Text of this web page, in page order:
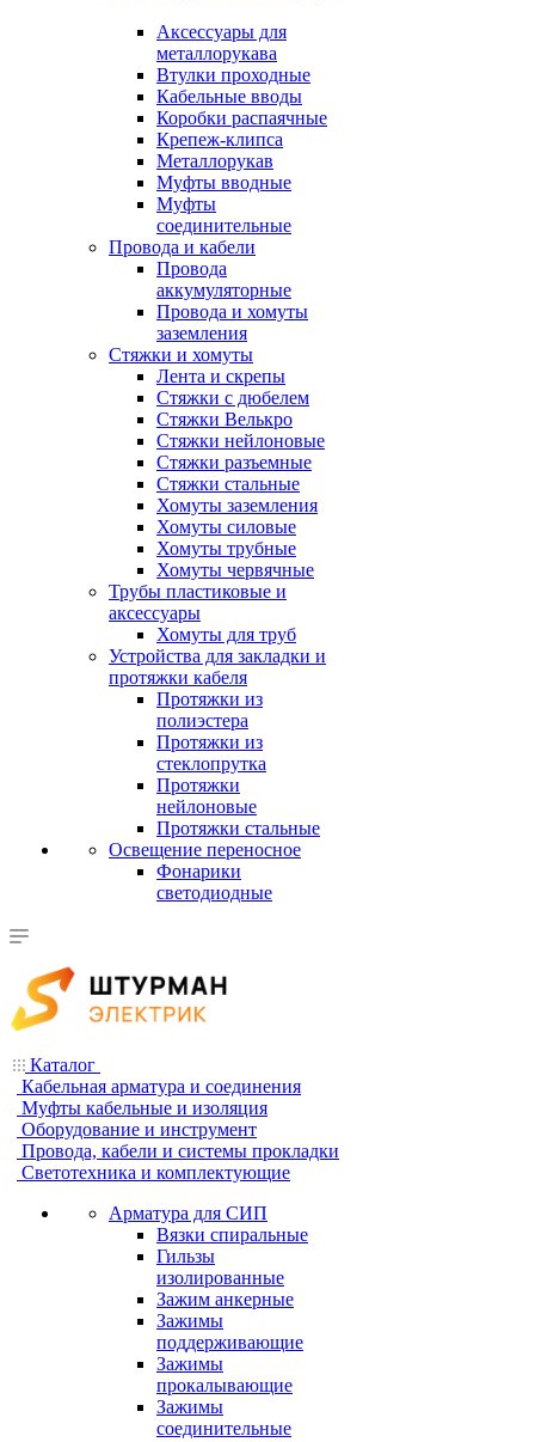
Аксессуары для
металлорукава
Втулки проходные
Кабельные вводы
Коробки распаячные
Крепеж-клипса
Металлорукав
Муфты вводные
Муфты
соединительные
Провода и кабели
Провода
аккумуляторные
Провода и хомуты
заземления
Стяжки и хомуты
Лента и скрепы
Стяжки c дюбелем
Стяжки Велькро
Стяжки нейлоновые
Стяжки разъемные
Стяжки стальные
Хомуты заземления
Хомуты силовые
Хомуты трубные
Хомуты червячные
Трубы пластиковые и
аксессуары
Хомуты для труб
Устройства для закладки и
протяжки кабеля
Протяжки из
полиэстера
Протяжки из
стеклопрутка
Протяжки
нейлоновые
Протяжки стальные
Освещение переносное
Фонарики
светодиодные
Каталог
Кабельная арматура и соединения
Муфты кабельные и изоляция
Оборудование и инструмент
Провода, кабели и системы прокладки
Светотехника и комплектующие
Арматура для СИП
Вязки спиральные
Гильзы
изолированные
Зажим анкерные
Зажимы
поддерживающие
Зажимы
прокалывающие
Зажимы
соединительные